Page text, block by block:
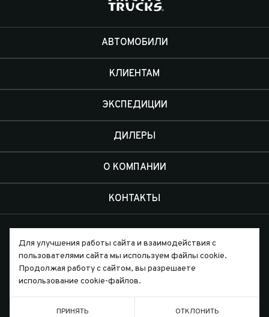
АВТОМОБИЛИ
КЛИЕНТАМ
ЭКСПЕДИЦИИ
ДИЛЕРЫ
О КОМПАНИИ
КОНТАКТЫ
Письмо директору
Для улучшения работы сайта и взаимодействия с
пользователями сайта мы используем файлы cookie.
Продолжая работу с сайтом, вы разрешаете
использование cookie-файлов.
ПРИНЯТЬ ОТКЛОНИТЬ